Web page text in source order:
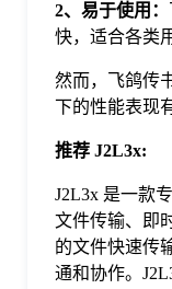
2、易于使用：
快，适合各类
然而，飞鸽传
下的性能表现
推荐 J2L3x:
J2L3x 是一款
文件传输、即
的文件快速传
通和协作。